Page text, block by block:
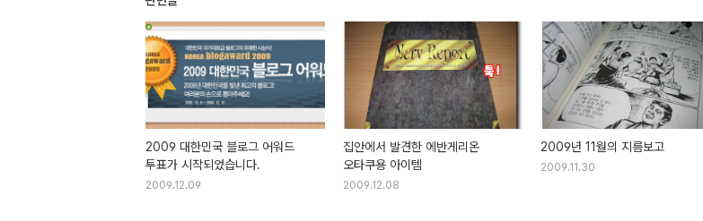
2009 대한민국 블로그 어워드
투표가 시작되었습니다.
2009.12.09
집안에서 발견한 에반게리온
오타쿠용 아이템
2009.12.08
2009년 11월의 지름보고
2009.11.30